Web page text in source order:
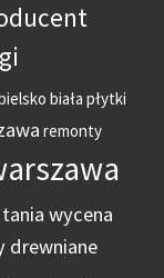
biała płytki
remonty
tania wycena
drewniane